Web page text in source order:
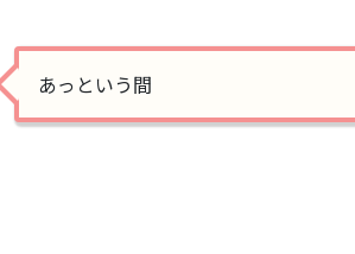
あっという間